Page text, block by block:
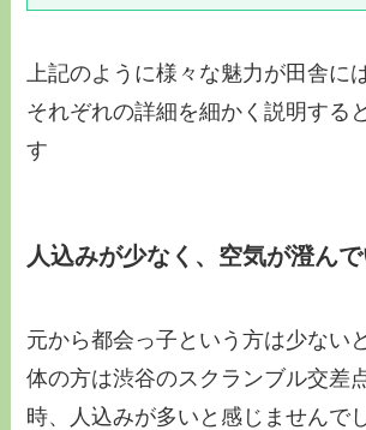
上記のように様々な魅力が田舎に
それぞれの詳細を細かく説明する
す
人込みが少なく、空気が澄ん
元から都会っ子という方は少ない
体の方は渋谷のスクランブル交差
時、人込みが多いと感じませんで